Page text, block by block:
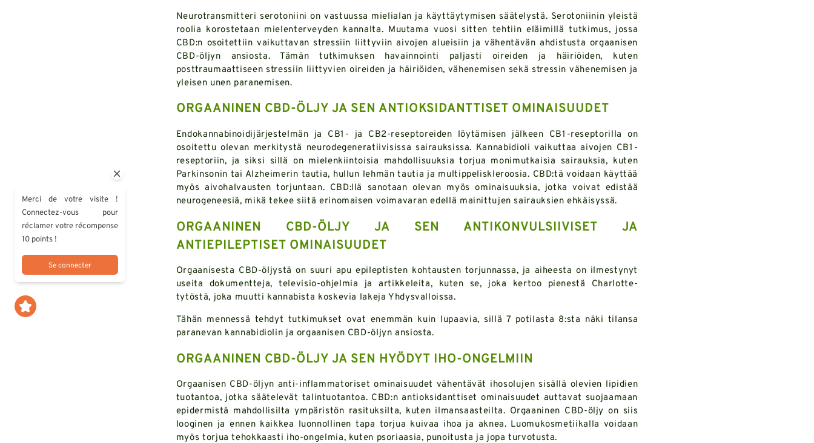
Neurotransmitteri serotoniini on vastuussa mielialan ja käyttäytymisen säätelystä. Serotoniinin yleistä
roolia korostetaan mielenterveyden kannalta. Muutama vuosi sitten tehtiin eläimillä tutkimus, jossa
CBD:n osoitettiin vaikuttavan stressiin liittyviin aivojen alueisiin ja vähentävän ahdistusta orgaanisen
CBD-öljyn ansiosta. Tämän tutkimuksen havainnointi paljasti oireiden ja häiriöiden, kuten
posttraumaattiseen stressiin liittyvien oireiden ja häiriöiden, vähenemisen sekä stressin vähenemisen ja
yleisen unen paranemisen.
ORGAANINEN CBD-ÖLJY JA SEN ANTIOKSIDANTTISET OMINAISUUDET
Endokannabinoidijärjestelmän ja CB1- ja CB2-reseptoreiden löytämisen jälkeen CB1-reseptorilla on
osoitettu olevan merkitystä neurodegeneratiivisissa sairauksissa. Kannabidioli vaikuttaa aivojen CB1-
reseptoriin, ja siksi sillä on mielenkiintoisia mahdollisuuksia torjua monimutkaisia sairauksia, kuten
Parkinsonin tai Alzheimerin tautia, hullun lehmän tautia ja multippeliskleroosia. CBD:tä voidaan käyttää
myös aivohalvausten torjuntaan. CBD:llä sanotaan olevan myös ominaisuuksia, jotka voivat edistää
neurogeneesiä, mikä tekee siitä erinomaisen voimavaran edellä mainittujen sairauksien ehkäisyssä.
ORGAANINEN CBD-ÖLJY JA SEN ANTIKONVULSIIVISET JA
ANTIEPILEPTISET OMINAISUUDET
Orgaanisesta CBD-öljystä on suuri apu epileptisten kohtausten torjunnassa, ja aiheesta on ilmestynyt
useita dokumentteja, televisio-ohjelmia ja artikkeleita, kuten se, joka kertoo pienestä Charlotte-
tytöstä, joka muutti kannabista koskevia lakeja Yhdysvalloissa.
Tähän mennessä tehdyt tutkimukset ovat enemmän kuin lupaavia, sillä 7 potilasta 8:sta näki tilansa
paranevan kannabidiolin ja orgaanisen CBD-öljyn ansiosta.
ORGAANINEN CBD-ÖLJY JA SEN HYÖDYT IHO-ONGELMIIN
Orgaanisen CBD-öljyn anti-inflammatoriset ominaisuudet vähentävät ihosolujen sisällä olevien lipidien
tuotantoa, jotka säätelevät talintuotantoa. CBD:n antioksidanttiset ominaisuudet auttavat suojaamaan
epidermistä mahdollisilta ympäristön rasituksilta, kuten ilmansaasteilta. Orgaaninen CBD-öljy on siis
looginen ja ennen kaikkea luonnollinen tapa torjua kuivaa ihoa ja aknea. Luomukosmetiikalla voidaan
myös torjua tehokkaasti iho-ongelmia, kuten psoriaasia, punoitusta ja jopa turvotusta.
Merci de votre visite !
Connectez-vous pour
réclamer votre récompense
10 points !
Se connecter